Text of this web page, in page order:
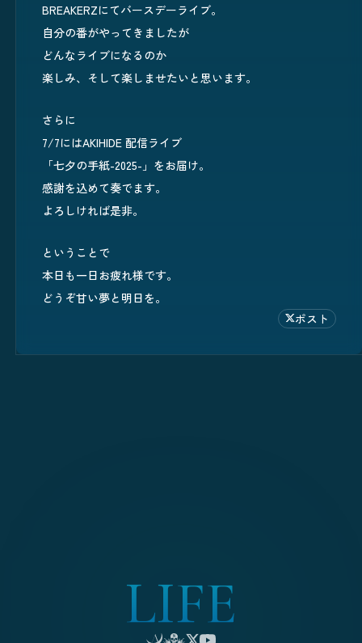
BREAKERZにてバースデーライブ。
自分の番がやってきましたが
どんなライブになるのか
楽しみ、そして楽しませたいと思います。
さらに
7/7にはAKIHIDE 配信ライブ
「七夕の手紙-2025-」をお届け。
感謝を込めて奏でます。
よろしければ是非。
ということで
本日も一日お疲れ様です。
どうぞ甘い夢と明日を。
ポスト
LIFE